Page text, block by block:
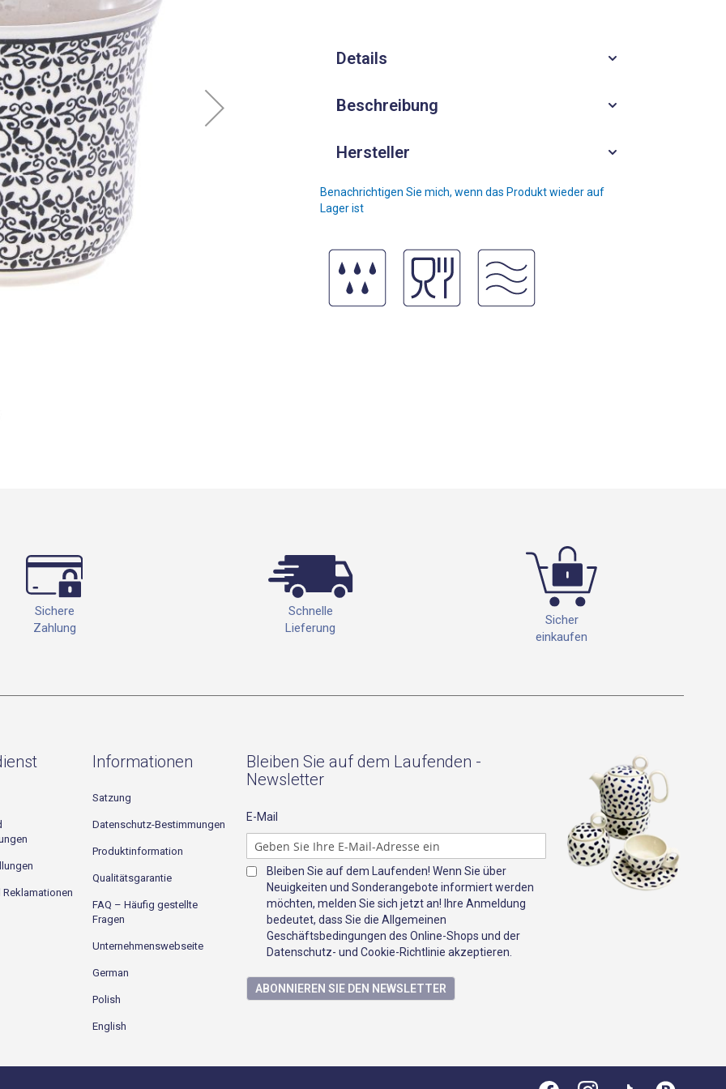
Benachrichtigen Sie mich, wenn das Produkt wieder auf
Lager ist
Details
Beschreibung
Hersteller
Sichere
Zahlung
Schnelle
Lieferung
Sicher
einkaufen
Reklamationen
Informationen
Satzung
Datenschutz-Bestimmungen
Produktinformation
Qualitätsgarantie
FAQ – Häufig gestellte
Fragen
Unternehmenswebseite
German
Polish
English
Bleiben Sie auf dem Laufenden -
Newsletter
E-Mail
Bleiben Sie auf dem Laufenden! Wenn Sie über
Neuigkeiten und Sonderangebote informiert werden
möchten, melden Sie sich jetzt an! Ihre Anmeldung
bedeutet, dass Sie die Allgemeinen
Geschäftsbedingungen des Online-Shops und der
Datenschutz- und Cookie-Richtlinie akzeptieren.
ABONNIEREN SIE DEN NEWSLETTER